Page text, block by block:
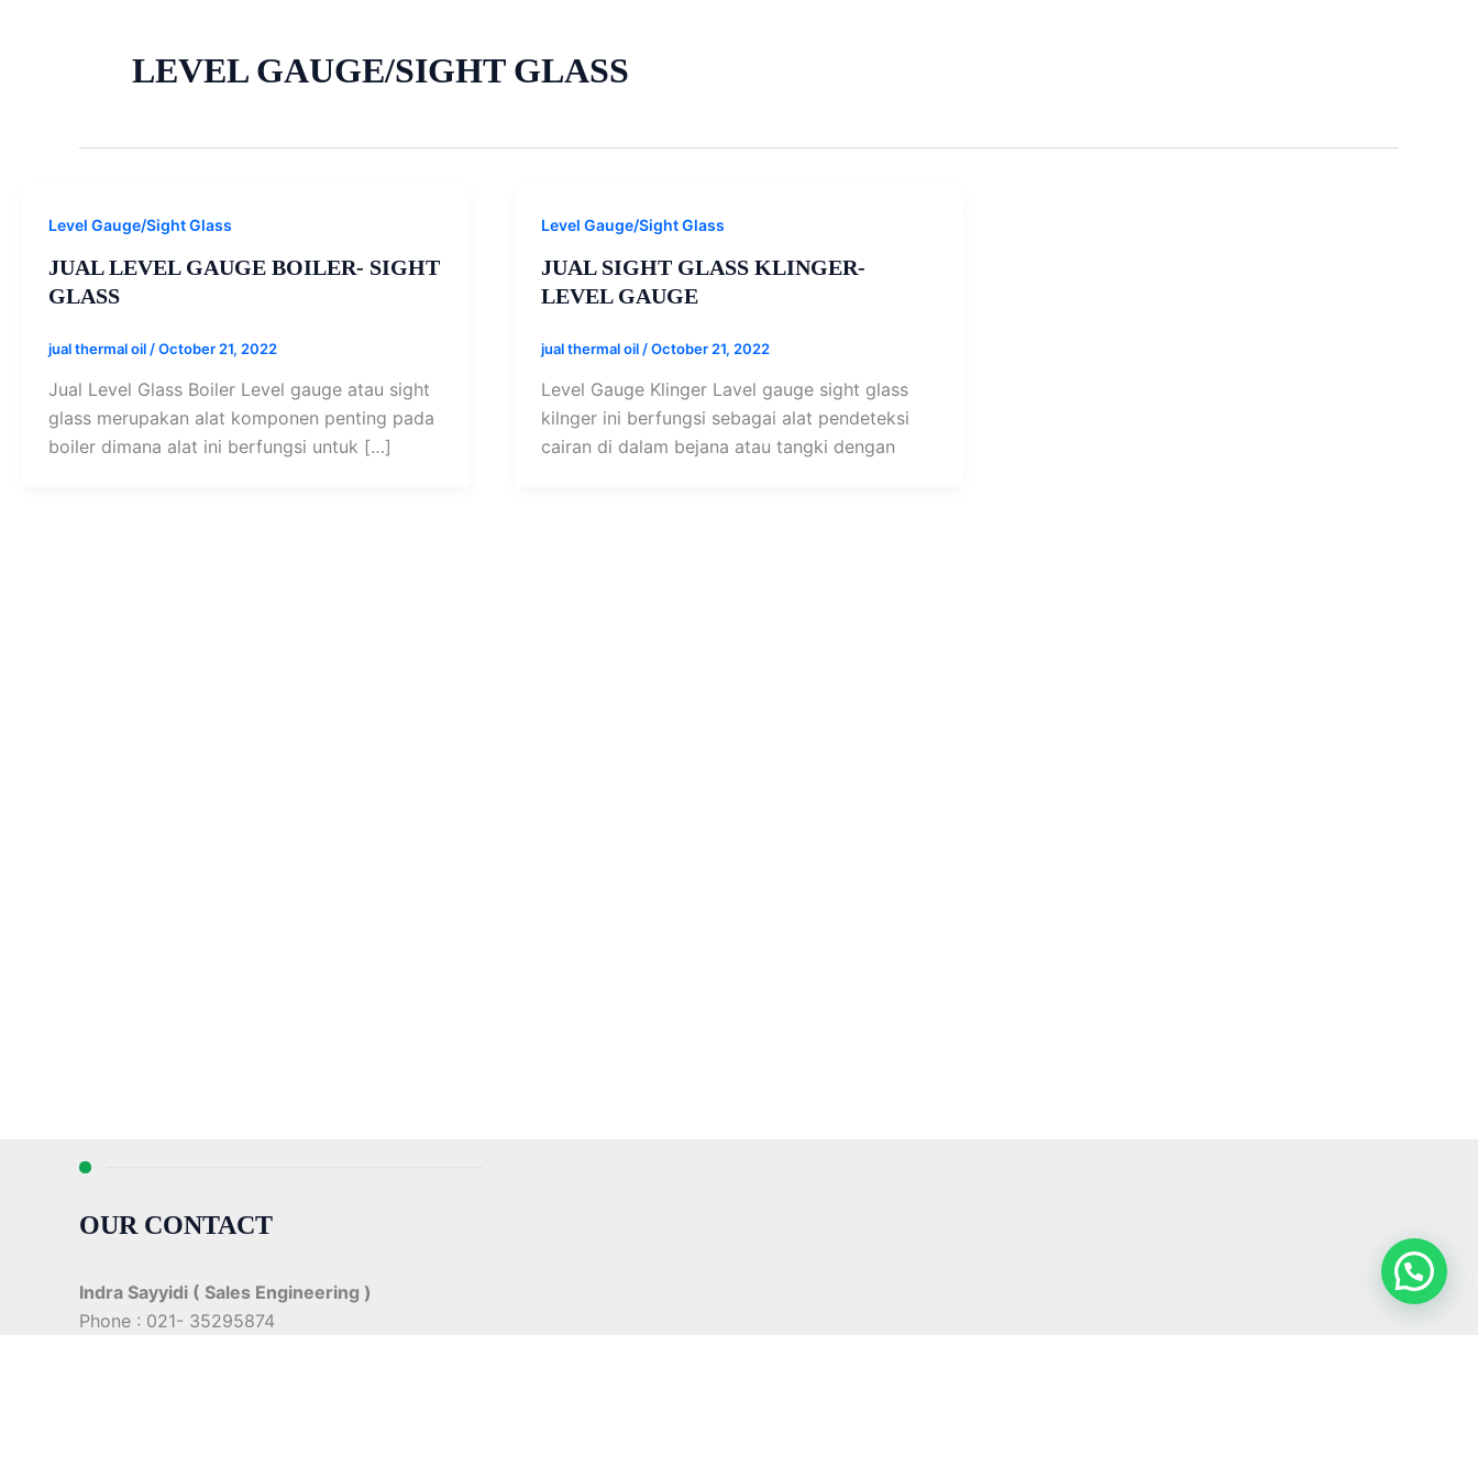
LEVEL GAUGE/SIGHT GLASS
Level Gauge/Sight Glass
JUAL LEVEL GAUGE BOILER- SIGHT
GLASS
jual thermal oil /October 21, 2022
Jual Level Glass Boiler Level gauge atau sight
glass merupakan alat komponen penting pada
boiler dimana alat ini berfungsi untuk […]
Level Gauge/Sight Glass
JUAL SIGHT GLASS KLINGER-
LEVEL GAUGE
jual thermal oil /October 21, 2022
Level Gauge Klinger Lavel gauge sight glass
kilnger ini berfungsi sebagai alat pendeteksi
cairan di dalam bejana atau tangki dengan
OUR CONTACT
Indra Sayyidi ( Sales Engineering )
Phone : 021- 35295874